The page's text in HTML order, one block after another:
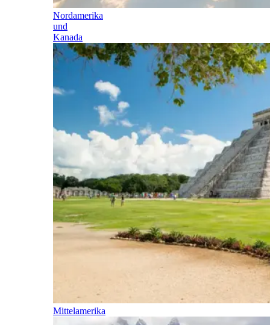
Nordamerika
und
Kanada
Mittelamerika